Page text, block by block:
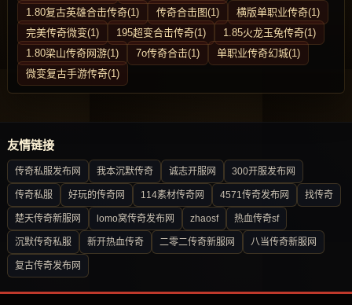
1.80复古英雄合击传奇(1)
传奇合击图(1)
横版单职业传奇(1)
完美传奇微变(1)
195超变合击传奇(1)
1.85火龙玉兔传奇(1)
1.80梁山传奇网游(1)
7o传奇合击(1)
单职业传奇幻城(1)
微变复古手游传奇(1)
友情链接
传奇私服发布网 我本沉默传奇 诚志开服网 300开服发布网
传奇私服 好玩的传奇网 114素材传奇网 4571传奇发布网 找传奇
楚天传奇新服网 lomo窝传奇发布网 zhaosf 热血传奇sf
沉默传奇私服 新开热血传奇 二零二传奇新服网 八当传奇新服网
复古传奇发布网